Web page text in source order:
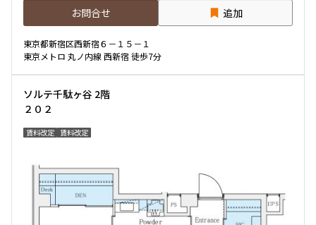
お問合せ 追加
東京都新宿区西新宿６－１５－１
東京メトロ 丸ノ内線 西新宿 徒歩7分
ソルテ千駄ヶ谷 2階
２０２
賃料改定 賃料改定